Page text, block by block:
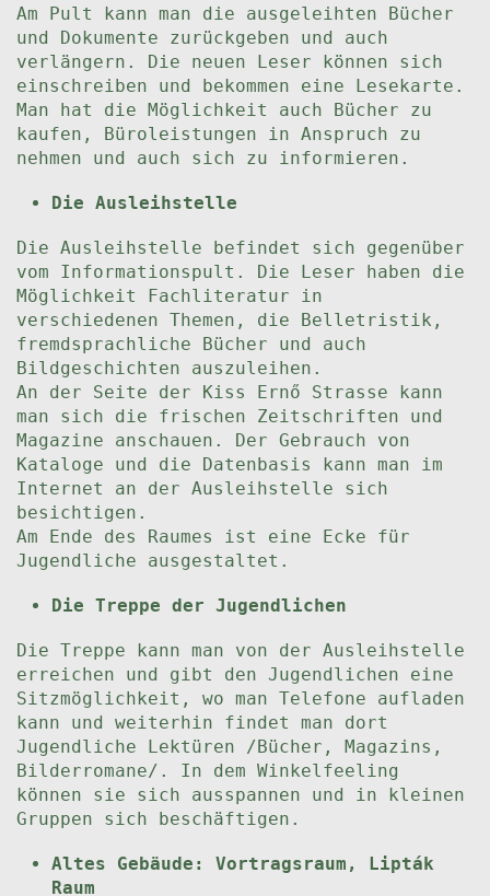
Am Pult kann man die ausgeleihten Bücher
und Dokumente zurückgeben und auch
verlängern. Die neuen Leser können sich
einschreiben und bekommen eine Lesekarte.
Man hat die Möglichkeit auch Bücher zu
kaufen, Büroleistungen in Anspruch zu
nehmen und auch sich zu informieren.
Die Ausleihstelle
Die Ausleihstelle befindet sich gegenüber
vom Informationspult. Die Leser haben die
Möglichkeit Fachliteratur in
verschiedenen Themen, die Belletristik,
fremdsprachliche Bücher und auch
Bildgeschichten auszuleihen.
An der Seite der Kiss Ernő Strasse kann
man sich die frischen Zeitschriften und
Magazine anschauen. Der Gebrauch von
Kataloge und die Datenbasis kann man im
Internet an der Ausleihstelle sich
besichtigen.
Am Ende des Raumes ist eine Ecke für
Jugendliche ausgestaltet.
Die Treppe der Jugendlichen
Die Treppe kann man von der Ausleihstelle
erreichen und gibt den Jugendlichen eine
Sitzmöglichkeit, wo man Telefone aufladen
kann und weiterhin findet man dort
Jugendliche Lektüren /Bücher, Magazins,
Bilderromane/. In dem Winkelfeeling
können sie sich ausspannen und in kleinen
Gruppen sich beschäftigen.
Altes Gebäude: Vortragsraum, Lipták
Raum